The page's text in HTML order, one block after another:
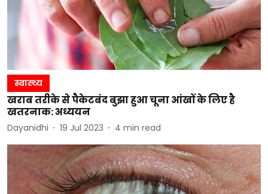
स्वास्थ्य
खराब तरीके से पैकेटबंद बुझा हुआ चूना आंखों के लिए है
खतरनाक: अध्ययन
Dayanidhi 19 Jul 2023 4 min read